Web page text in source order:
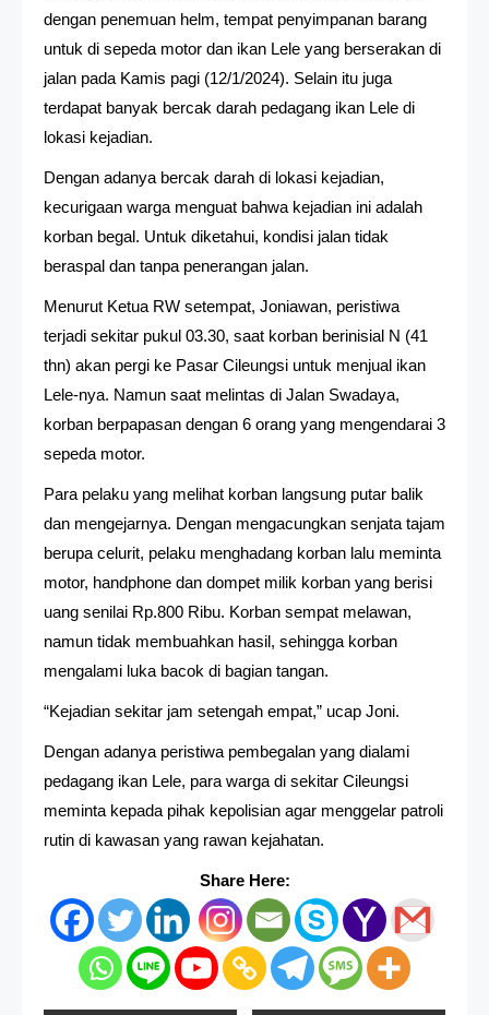
dengan penemuan helm, tempat penyimpanan barang
untuk di sepeda motor dan ikan Lele yang berserakan di
jalan pada Kamis pagi (12/1/2024). Selain itu juga
terdapat banyak bercak darah pedagang ikan Lele di
lokasi kejadian.
Dengan adanya bercak darah di lokasi kejadian,
kecurigaan warga menguat bahwa kejadian ini adalah
korban begal. Untuk diketahui, kondisi jalan tidak
beraspal dan tanpa penerangan jalan.
Menurut Ketua RW setempat, Joniawan, peristiwa
terjadi sekitar pukul 03.30, saat korban berinisial N (41
thn) akan pergi ke Pasar Cileungsi untuk menjual ikan
Lele-nya. Namun saat melintas di Jalan Swadaya,
korban berpapasan dengan 6 orang yang mengendarai 3
sepeda motor.
Para pelaku yang melihat korban langsung putar balik
dan mengejarnya. Dengan mengacungkan senjata tajam
berupa celurit, pelaku menghadang korban lalu meminta
motor, handphone dan dompet milik korban yang berisi
uang senilai Rp.800 Ribu. Korban sempat melawan,
namun tidak membuahkan hasil, sehingga korban
mengalami luka bacok di bagian tangan.
“Kejadian sekitar jam setengah empat,” ucap Joni.
Dengan adanya peristiwa pembegalan yang dialami
pedagang ikan Lele, para warga di sekitar Cileungsi
meminta kepada pihak kepolisian agar menggelar patroli
rutin di kawasan yang rawan kejahatan.
Share Here: